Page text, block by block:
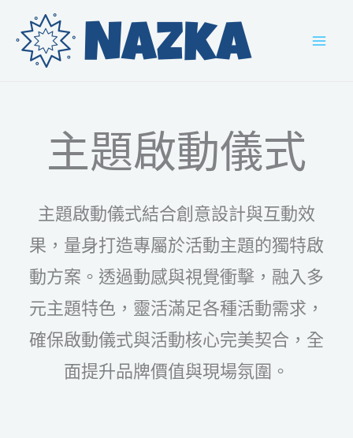
主題啟動儀式
主題啟動儀式結合創意設計與互動效
果，量身打造專屬於活動主題的獨特啟
動方案。透過動感與視覺衝擊，融入多
元主題特色，靈活滿足各種活動需求，
確保啟動儀式與活動核心完美契合，全
面提升品牌價值與現場氛圍。